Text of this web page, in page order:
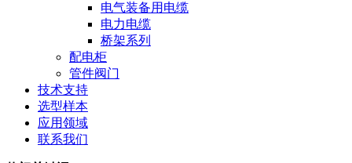
电气装备用电缆
电力电缆
桥架系列
配电柜
管件阀门
技术支持
选型样本
应用领域
联系我们